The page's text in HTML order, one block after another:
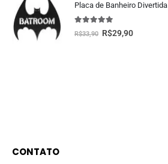
Placa de Banheiro
fora de 5
R$33,90 R$29,90
CONTATO